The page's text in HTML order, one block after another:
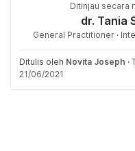
Ditinjau secara
dr. Tania
General Practitioner ·
Ditulis oleh Novita Joseph ·
21/06/2021